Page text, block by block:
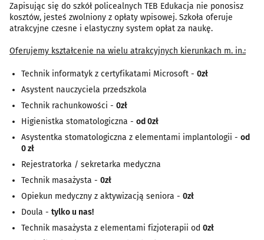
Zapisując się do szkół policealnych TEB Edukacja nie ponosisz
kosztów, jesteś zwolniony z opłaty wpisowej. Szkoła oferuje
atrakcyjne czesne i elastyczny system opłat za naukę.
Oferujemy kształcenie na wielu atrakcyjnych kierunkach m. in.:
Technik informatyk z certyfikatami Microsoft - 0zł
Asystent nauczyciela przedszkola
Technik rachunkowości - 0zł
Higienistka stomatologiczna - od 0zł
Asystentka stomatologiczna z elementami implantologii - od
0 zł
Rejestratorka / sekretarka medyczna
Technik masażysta - 0zł
Opiekun medyczny z aktywizacją seniora - 0zł
Doula - tylko u nas!
Technik masażysta z elementami fizjoterapii od 0zł